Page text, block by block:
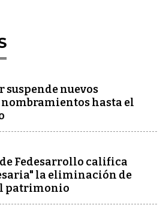
nuevos
hasta el
Fedesarrollo califica
la eliminación de
patrimonio